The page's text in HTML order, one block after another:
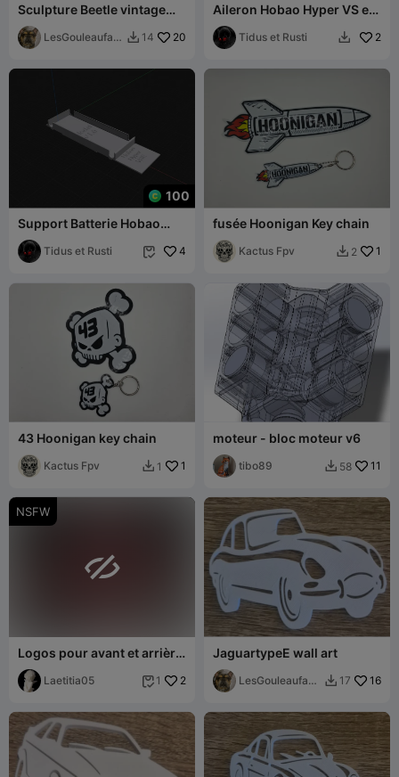
Sculpture Beetle vintage
1960 vague
LesGouleaufam  14 20
Aileron Hobao Hyper VS et
VSe
Tidus et Rusti  2
100
Support Batterie Hobao
Hyper VSe
Tidus et Rusti  4
fusée Hoonigan Key chain
Kactus Fpv  2 1
43 Hoonigan key chain
Kactus Fpv  1 1
moteur - bloc moteur v6
tibo89  58 11
NSFW

Logos pour avant et arrière
Golf 7
Laetitia05  1 2
JaguartypeE wall art
LesGouleaufami
 17 16